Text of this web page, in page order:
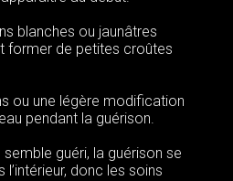
blanches ou jaunâtres
former de petites croûtes
ou une légère modification
pendant la guérison.
semble guéri, la guérison se
l’intérieur, donc les soins